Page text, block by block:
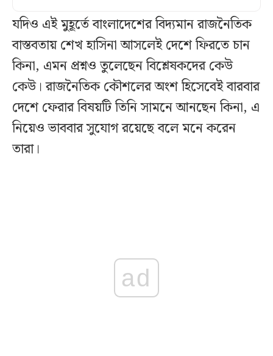
যদিও এই মুহূর্তে বাংলাদেশের বিদ্যমান রাজনৈতিক
বাস্তবতায় শেখ হাসিনা আসলেই দেশে ফিরতে চান
কিনা, এমন প্রশ্নও তুলেছেন বিশ্লেষকদের কেউ
কেউ। রাজনৈতিক কৌশলের অংশ হিসেবেই বারবার
দেশে ফেরার বিষয়টি তিনি সামনে আনছেন কিনা, এ
নিয়েও ভাববার সুযোগ রয়েছে বলে মনে করেন
তারা।
ad